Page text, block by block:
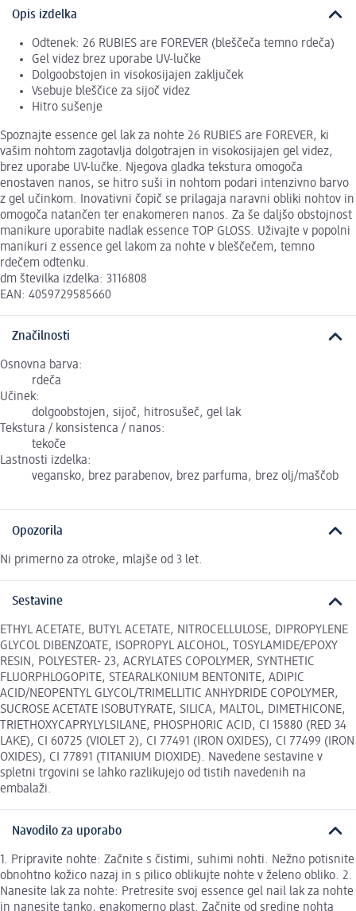
Opis izdelka
Odtenek: 26 RUBIES are FOREVER (bleščeča temno rdeča)
Gel videz brez uporabe UV-lučke
Dolgoobstojen in visokosijajen zaključek
Vsebuje bleščice za sijoč videz
Hitro sušenje
Spoznajte essence gel lak za nohte 26 RUBIES are FOREVER, ki
vašim nohtom zagotavlja dolgotrajen in visokosijajen gel videz,
brez uporabe UV-lučke. Njegova gladka tekstura omogoča
enostaven nanos, se hitro suši in nohtom podari intenzivno barvo
z gel učinkom. Inovativni čopič se prilagaja naravni obliki nohtov in
omogoča natančen ter enakomeren nanos. Za še daljšo obstojnost
manikure uporabite nadlak essence TOP GLOSS. Uživajte v popolni
manikuri z essence gel lakom za nohte v bleščečem, temno
rdečem odtenku.
dm številka izdelka: 3116808
EAN: 4059729585660
Značilnosti
Osnovna barva:
rdeča
Učinek:
dolgoobstojen, sijoč, hitrosušeč, gel lak
Tekstura / konsistenca / nanos:
tekoče
Lastnosti izdelka:
vegansko, brez parabenov, brez parfuma, brez olj/maščob
Opozorila
Ni primerno za otroke, mlajše od 3 let.
Sestavine
ETHYL ACETATE, BUTYL ACETATE, NITROCELLULOSE, DIPROPYLENE
GLYCOL DIBENZOATE, ISOPROPYL ALCOHOL, TOSYLAMIDE/EPOXY
RESIN, POLYESTER- 23, ACRYLATES COPOLYMER, SYNTHETIC
FLUORPHLOGOPITE, STEARALKONIUM BENTONITE, ADIPIC
ACID/NEOPENTYL GLYCOL/TRIMELLITIC ANHYDRIDE COPOLYMER,
SUCROSE ACETATE ISOBUTYRATE, SILICA, MALTOL, DIMETHICONE,
TRIETHOXYCAPRYLYLSILANE, PHOSPHORIC ACID, CI 15880 (RED 34
LAKE), CI 60725 (VIOLET 2), CI 77491 (IRON OXIDES), CI 77499 (IRON
OXIDES), CI 77891 (TITANIUM DIOXIDE). Navedene sestavine v
spletni trgovini se lahko razlikujejo od tistih navedenih na
embalaži.
Navodilo za uporabo
1. Pripravite nohte: Začnite s čistimi, suhimi nohti. Nežno potisnite
obnohtno kožico nazaj in s pilico oblikujte nohte v želeno obliko. 2.
Nanesite lak za nohte: Pretresite svoj essence gel nail lak za nohte
in nanesite tanko, enakomerno plast. Začnite od sredine nohta